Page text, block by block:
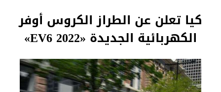
كيا تعلن عن الطراز الكروس أوفر
الكهربائية الجديدة «EV6 2022»